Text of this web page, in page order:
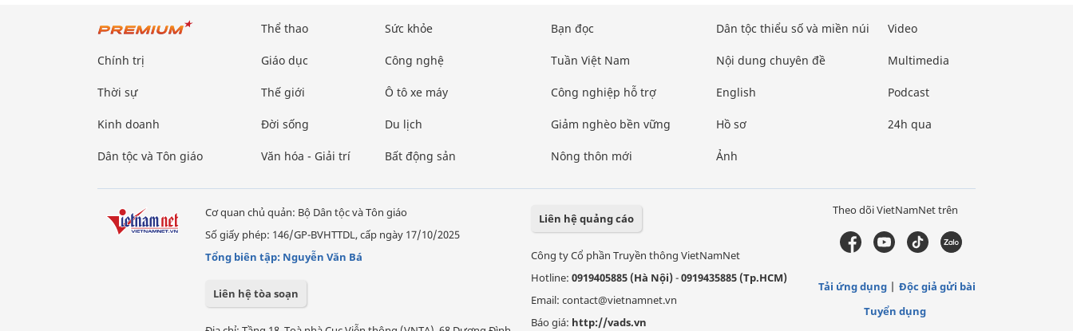
Chính trị
Thời sự
Kinh doanh
Dân tộc và Tôn giáo
Thể thao
Giáo dục
Thế giới
Đời sống
Văn hóa - Giải trí
Sức khỏe
Công nghệ
Ô tô xe máy
Du lịch
Bất động sản
Bạn đọc
Tuần Việt Nam
Công nghiệp hỗ trợ
Giảm nghèo bền vững
Nông thôn mới
Dân tộc thiểu số và miền núi
Nội dung chuyên đề
English
Hồ sơ
Ảnh
Video
Multimedia
Podcast
24h qua
Cơ quan chủ quản: Bộ Dân tộc và Tôn giáo
Số giấy phép: 146/GP-BVHTTDL, cấp ngày 17/10/2025
Tổng biên tập: Nguyễn Văn Bá
Liên hệ tòa soạn
Liên hệ quảng cáo
Công ty Cổ phần Truyền thông VietNamNet
Hotline: 0919405885 (Hà Nội)-0919435885 (Tp.HCM)
Email: contact@vietnamnet.vn
Báo giá: http://vads.vn
Theo dõi VietNamNet trên
Tải ứng dụng
Độc giả gửi bài
Tuyển dụng